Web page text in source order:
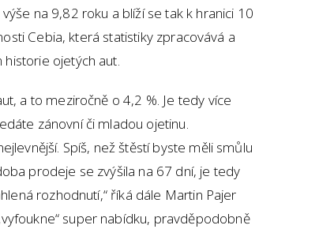
na 9,82 roku a blíží se tak k hranici 10
Cebia, která statistiky zpracovává a
ojetých aut.
a to meziročně o 4,2 %. Je tedy více
zánovní či mladou ojetinu.
Spíš, než štěstí byste měli smůlu
prodeje se zvýšila na 67 dní, je tedy
rozhodnutí,“ říká dále Martin Pajer
super nabídku, pravděpodobně